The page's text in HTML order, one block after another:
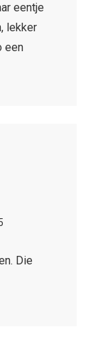
eentje
lekker
een
Die